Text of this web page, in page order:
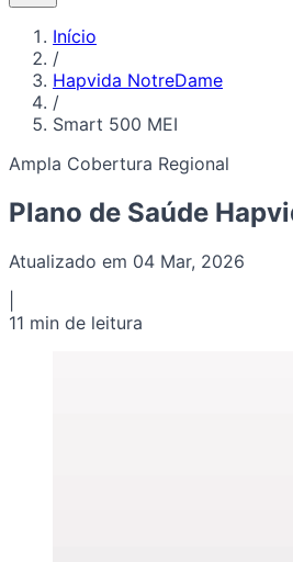
Início
/
Hapvida NotreDame
/
Smart 500 MEI
Ampla Cobertura Regional
Plano de Saúde
Atualizado em 04 Mar, 2026
11 min de leitura